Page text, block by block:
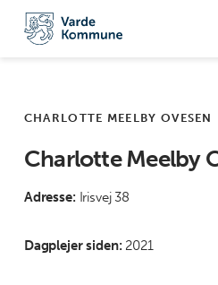
CHARLOTTE MEELBY OVESEN
Charlotte Meelby
Adresse: Irisvej 38
Dagplejer siden: 2021